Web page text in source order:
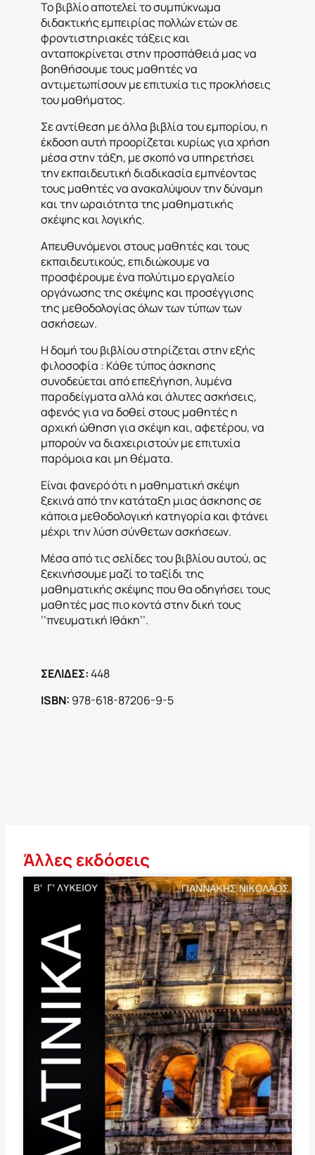
Το βιβλίο αποτελεί το συμπύκνωμα
διδακτικής εμπειρίας πολλών ετών σε
φροντιστηριακές τάξεις και
ανταποκρίνεται στην προσπάθειά μας να
βοηθήσουμε τους μαθητές να
αντιμετωπίσουν με επιτυχία τις προκλήσεις
του μαθήματος.
Σε αντίθεση με άλλα βιβλία του εμπορίου, η
έκδοση αυτή προορίζεται κυρίως για χρήση
μέσα στην τάξη, με σκοπό να υπηρετήσει
την εκπαιδευτική διαδικασία εμπνέοντας
τους μαθητές να ανακαλύψουν την δύναμη
και την ωραιότητα της μαθηματικής
σκέψης και λογικής.
Απευθυνόμενοι στους μαθητές και τους
εκπαιδευτικούς, επιδιώκουμε να
προσφέρουμε ένα πολύτιμο εργαλείο
οργάνωσης της σκέψης και προσέγγισης
της μεθοδολογίας όλων των τύπων των
ασκήσεων.
Η δομή του βιβλίου στηρίζεται στην εξής
φιλοσοφία : Κάθε τύπος άσκησης
συνοδεύεται από επεξήγηση, λυμένα
παραδείγματα αλλά και άλυτες ασκήσεις,
αφενός για να δοθεί στους μαθητές η
αρχική ώθηση για σκέψη και, αφετέρου, να
μπορούν να διαχειριστούν με επιτυχία
παρόμοια και μη θέματα.
Είναι φανερό ότι η μαθηματική σκέψη
ξεκινά από την κατάταξη μιας άσκησης σε
κάποια μεθοδολογική κατηγορία και φτάνει
μέχρι την λύση σύνθετων ασκήσεων.
Μέσα από τις σελίδες του βιβλίου αυτού, ας
ξεκινήσουμε μαζί το ταξίδι της
μαθηματικής σκέψης που θα οδηγήσει τους
μαθητές μας πιο κοντά στην δική τους
‘’πνευματική Ιθάκη’’.
ΣΕΛΙΔΕΣ:448
ΙSBN: 978-618-87206-9-5
Άλλες εκδόσεις